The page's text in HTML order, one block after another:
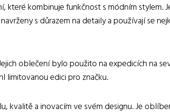
kombinuje funkčnost s módním stylem.
s důrazem na detaily a používají se
oblečení bylo použito na expedicích na
limitovanou edici pro značku.
kvalitě a inovacím ve svém designu. Je